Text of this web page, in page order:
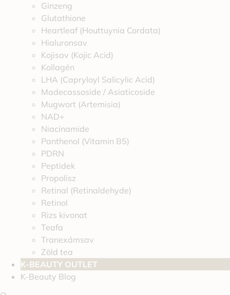
Ginzeng
Glutathione
Heartleaf (Houttuynia Cordata)
Hialuronsav
Kojisav (Kojic Acid)
Kollagén
LHA (Capryloyl Salicylic Acid)
Madecassoside / Asiaticoside
Mugwort (Artemisia)
NAD+
Niacinamide
Panthenol (Vitamin B5)
PDRN
Peptidek
Propolisz
Retinal (Retinaldehyde)
Retinol
Rizs kivonat
Teafa
Tranexámsav
Zöld tea
K-BEAUTY OUTLET
K-Beauty Blog